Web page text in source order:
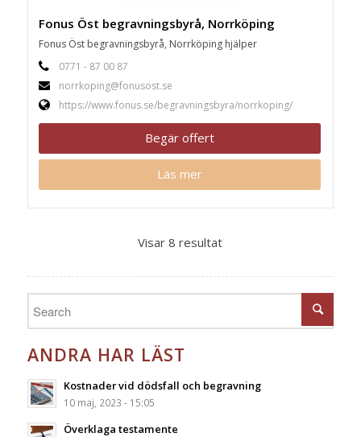
Fonus Öst begravningsbyrå, Norrköping
Fonus Öst begravningsbyrå, Norrköping hjälper
0771 - 87 00 87
norrkoping@fonusost.se
https://www.fonus.se/begravningsbyra/norrkoping/
Begär offert
Läs mer
Visar 8 resultat
ANDRA HAR LÄST
Kostnader vid dödsfall och begravning
10 maj, 2023 - 15:05
Överklaga testamente